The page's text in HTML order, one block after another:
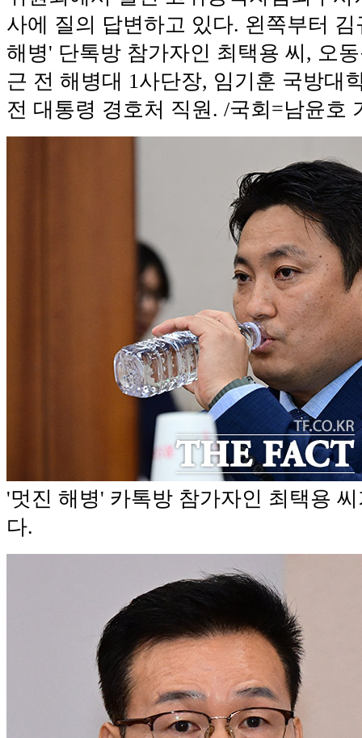
사에 질의 답변하고 있다. 왼쪽부터
해병' 단톡방 참가자인 최택용 씨, 오
근 전 해병대 1사단장, 임기훈 국방대
전 대통령 경호처 직원. /국회=남윤호
'멋진 해병' 카톡방 참가자인 최택용
다.